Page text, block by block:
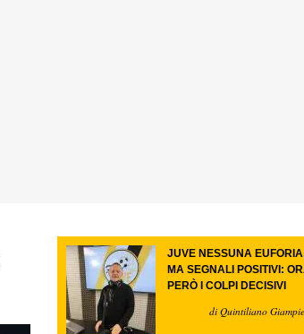
JUVE NESSUNA
MA SEGNALI POSITIVI:
PERÒ I COLPI DECISIVI
di Quintiliano